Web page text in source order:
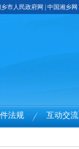
市人民政府网 中国湘乡网
法规 互动交流